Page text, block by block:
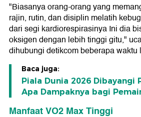
"Biasanya orang-orang yang
rajin, rutin, dan disiplin melatih
dari segi kardiorespirasinya Ini dia
oksigen dengan lebih tinggi gitu,"
dihubungi detikcom beberapa waktu
Baca juga:
Piala Dunia 2026 Dibayangi
Apa Dampaknya bagi
Manfaat VO2 Max Tinggi